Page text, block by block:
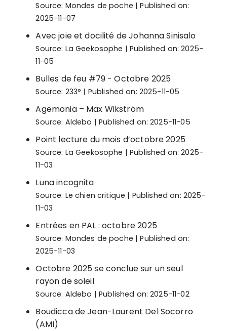
Source: Mondes de poche
Published on:
2025-11-07
Avec joie et docilité de Johanna Sinisalo
Source: La Geekosophe
Published on: 2025-
11-05
Bulles de feu #79 - Octobre 2025
Source: 233° Published on: 2025-11-05
Agemonia – Max Wikström
Source: Aldebo Published on: 2025-11-05
Point lecture du mois d’octobre 2025
Source: La Geekosophe
Published on: 2025-
11-03
Luna incognita
Source: Le chien critique
Published on: 2025-
11-03
Entrées en PAL : octobre 2025
Source: Mondes de poche
Published on:
2025-11-03
Octobre 2025 se conclue sur un seul
rayon de soleil
Source: Aldebo Published on: 2025-11-02
Boudicca de Jean-Laurent Del Socorro
(AMI)